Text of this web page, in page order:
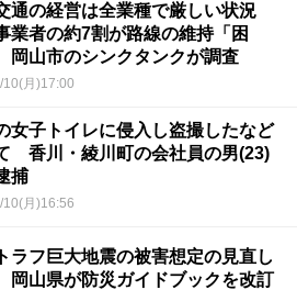
通の経営は全業種で厳しい状況
業者の約7割が路線の維持「困
山市のシンクタンクが調査
月)17:00
女子トイレに侵入し盗撮したなど
香川・綾川町の会社員の男(23)
捕
月)16:56
ラフ巨大地震の被害想定の見直し
山県が防災ガイドブックを改訂